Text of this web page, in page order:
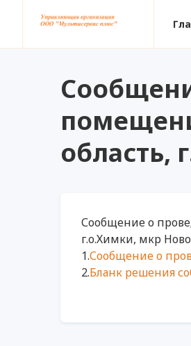
область,
Сообщение о
г.о.Химки, мкр
1.Сообщение о
2.Бланк решения